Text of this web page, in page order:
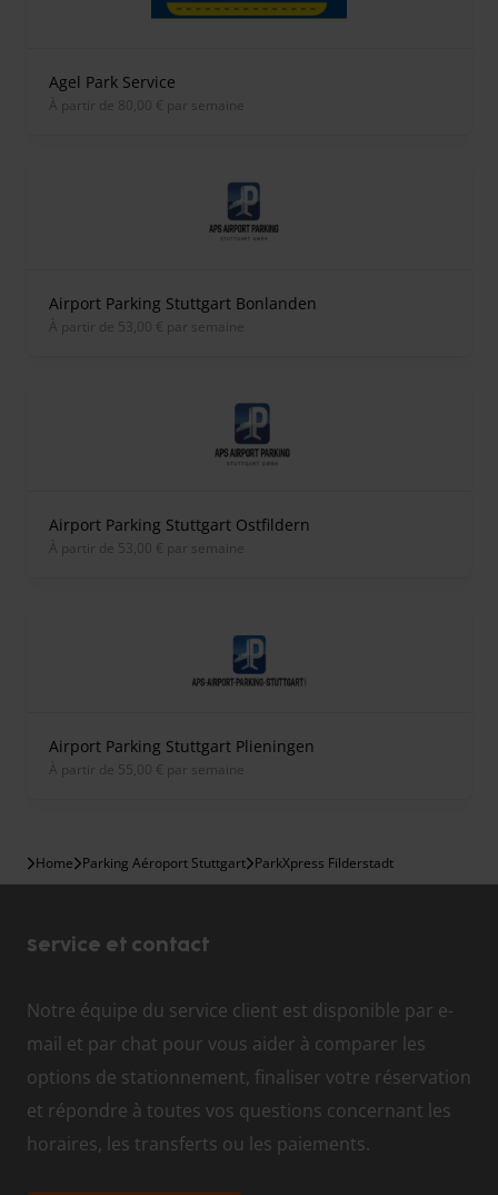
Agel Park Service
À partir de 80,00 € par semaine
Airport Parking Stuttgart Bonlanden
À partir de 53,00 € par semaine
Airport Parking Stuttgart Ostfildern
À partir de 53,00 € par semaine
Airport Parking Stuttgart Plieningen
À partir de 55,00 € par semaine
Home Parking Aéroport Stuttgart ParkXpress Filderstadt
Service et contact
Notre équipe du service client est disponible par e-
mail et par chat pour vous aider à comparer les
options de stationnement, finaliser votre réservation
et répondre à toutes vos questions concernant les
horaires, les transferts ou les paiements.